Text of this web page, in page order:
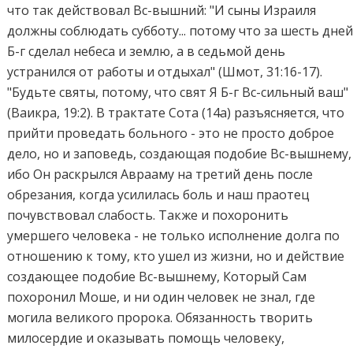
что так действовал Вс-вышний: "И сыны Израиля
должны соблюдать субботу... потому что за шесть дней
Б-г сделал небеса и землю, а в седьмой день
устранился от работы и отдыхал" (Шмот, 31:16-17).
"Будьте святы, потому, что свят Я Б-г Вс-сильный ваш"
(Ваикра, 19:2). В трактате Сота (14а) разъясняется, что
прийти проведать больного - это не просто доброе
дело, но и заповедь, создающая подобие Вс-вышнему,
ибо Он раскрылся Аврааму на третий день после
обрезания, когда усилилась боль и наш праотец
почувствовал слабость. Также и похоронить
умершего человека - не только исполнение долга по
отношению к тому, кто ушел из жизни, но и действие
создающее подобие Вс-вышнему, Который Сам
похоронил Моше, и ни один человек не знал, где
могила великого пророка. Обязанность творить
милосердие и оказывать помощь человеку,